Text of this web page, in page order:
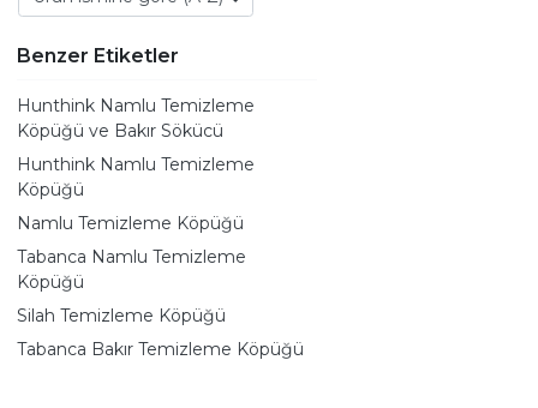
Benzer Etiketler
Hunthink Namlu Temizleme
Köpüğü ve Bakır Sökücü
Hunthink Namlu Temizleme
Köpüğü
Namlu Temizleme Köpüğü
Tabanca Namlu Temizleme
Köpüğü
Silah Temizleme Köpüğü
Tabanca Bakır Temizleme Köpüğü